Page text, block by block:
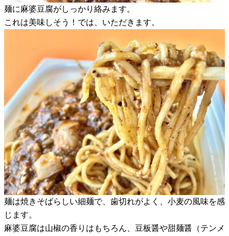
麺に麻婆豆腐がしっかり絡みます。
これは美味しそう！では、いただきます。
麺は焼きそばらしい細麺で、歯切れがよく、小麦の風味を感
じます。
麻婆豆腐は山椒の香りはもちろん、豆板醤や甜麺醤（テンメ